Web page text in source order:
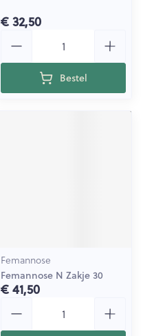
€ 32,50
Bestel
Femannose
Femannose N Zakje 30
€ 41,50